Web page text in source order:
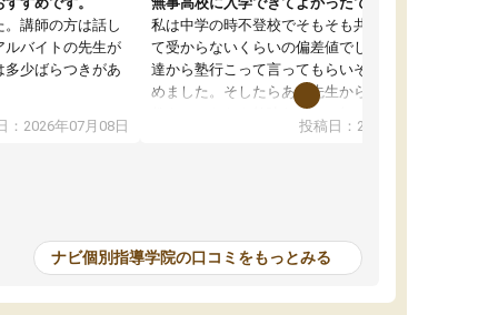
講師の方は話し
ルバイトの先生が
少ばらつきがあ
て説明してくれる
学生の利用者が多
：2026年07月08日
私は中学の時不登校でそもそも共学の高校なん
て受からないくらいの偏差値でした。ある日友
達から塾行こって言ってもらいそこから通い始
めました。そしたらある先生から学ぶ楽しさを
教えていただき勉強などして無かったのに自主
室で勉強するくらいハマりました。私の担当の
投稿日：2026年07月01日
ナビ個別指導学院の口コミをもっとみる